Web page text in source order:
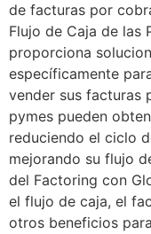
de facturas por
Flujo de Caja de las
proporciona
específicamente
vender sus facturas
pymes pueden
reduciendo el ciclo
mejorando su flujo
del Factoring con
el flujo de caja, el
otros beneficios